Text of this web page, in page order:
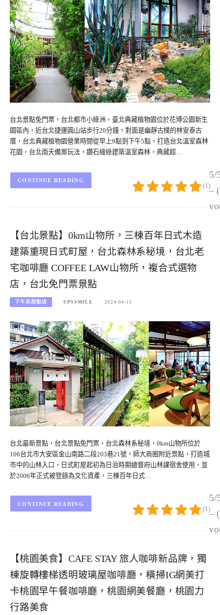
台北景點免門票，台北都市小綠洲，臺北典藏植物園位於花博公園新生
園區內，近台北捷運圓山站步行20分鐘，對面是幽靜古樸的林安泰古
厝，台北典藏植物園營業時間從早上9點到下午5點，打造台北溫室森林
花園，台北雨天備案玩法，鑽石級綠建築溫室森林，典藏超…
5/
–
(1)
CONTINUE READING
【台北景點】0km山物所，三棟百年日式木造
建築重現日式町屋，台北森林系秘境，台北老
宅咖啡廳 COFFEE LAW山物所，複合式選物
店，台北免門票景點
下午茶甜點店 UPSSMILE 2024-04-15
台北最新景點，台北景點免門票，台北森林系秘境，0km山物所位於
106台北市大安區金山南路二段203巷21號，師大商圈附近景點，打造城
市中的山林入口，日式町屋起初為日治時期總督府山林課宿舍使用，並
於2006年正式被登錄為文化資產，三棟百年日式…
5/
–
(1)
CONTINUE READING
【桃園美食】CAFE STAY 旅人咖啡新品牌，獨
棟旋轉樓梯透明玻璃屋咖啡廳，橫掃IG網美打
卡桃園早午餐咖啡廳，桃園網美餐廳，桃園力
行路美食